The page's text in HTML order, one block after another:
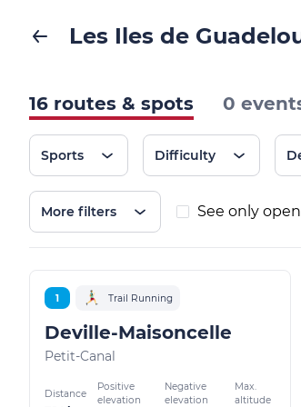
Les Iles de
16 routes & spots 0
Sports Difficulty
More filters See only
1 Trail Running
Deville-Maisoncelle
Petit-Canal
Distance
Positive
elevation
Negative
elevation
Max.
altitude